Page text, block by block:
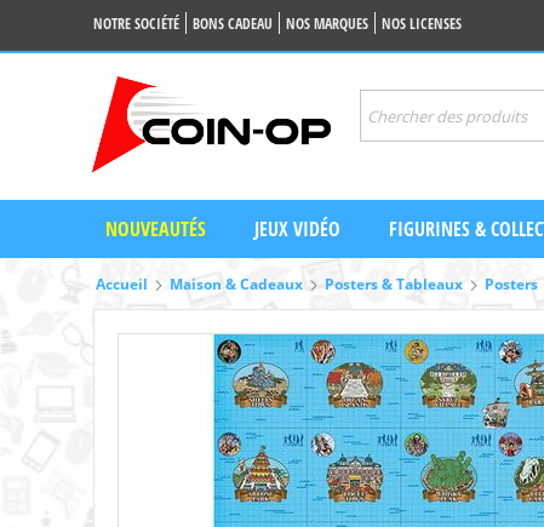
NOTRE SOCIÉTÉ BONS CADEAU NOS MARQUES NOS LICENSES
NOUVEAUTÉS JEUX VIDÉO FIGURINES &
Accueil Maison & Cadeaux Posters & Tableaux Posters